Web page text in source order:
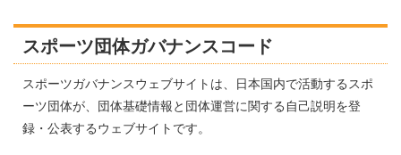
スポーツ団体ガバナンスコード
スポーツガバナンスウェブサイトは、日本国内で活動するスポ
ーツ団体が、団体基礎情報と団体運営に関する自己説明を登
録・公表するウェブサイトです。